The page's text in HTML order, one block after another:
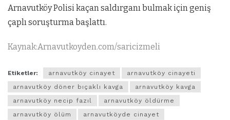
Arnavutköy Polisi kaçan saldırganı bulmak için geniş
çaplı soruşturma başlattı.
Kaynak:Arnavutkoyden.com/saricizmeli
Etiketler: arnavutköy cinayet
arnavutköy cinayeti
arnavutköy döner bıçaklı kavga
arnavutköy kavga
arnavutköy necip fazıl
arnavutköy öldürme
arnavutköy ölüm
arnavutköyde cinayet